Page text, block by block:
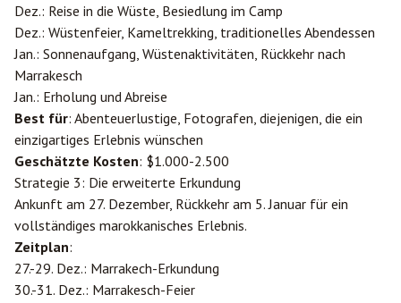
Dez.: Reise in die Wüste, Besiedlung im Camp
Dez.: Wüstenfeier, Kameltrekking, traditionelles Abendessen
Jan.: Sonnenaufgang, Wüstenaktivitäten, Rückkehr nach
Marrakesch
Jan.: Erholung und Abreise
Best für: Abenteuerlustige, Fotografen, diejenigen, die ein
einzigartiges Erlebnis wünschen
Geschätzte Kosten: $1.000-2.500
Strategie 3: Die erweiterte Erkundung
Ankunft am 27. Dezember, Rückkehr am 5. Januar für ein
vollständiges marokkanisches Erlebnis.
Zeitplan:
27.-29. Dez.: Marrakech-Erkundung
30.-31. Dez.: Marrakesch-Feier